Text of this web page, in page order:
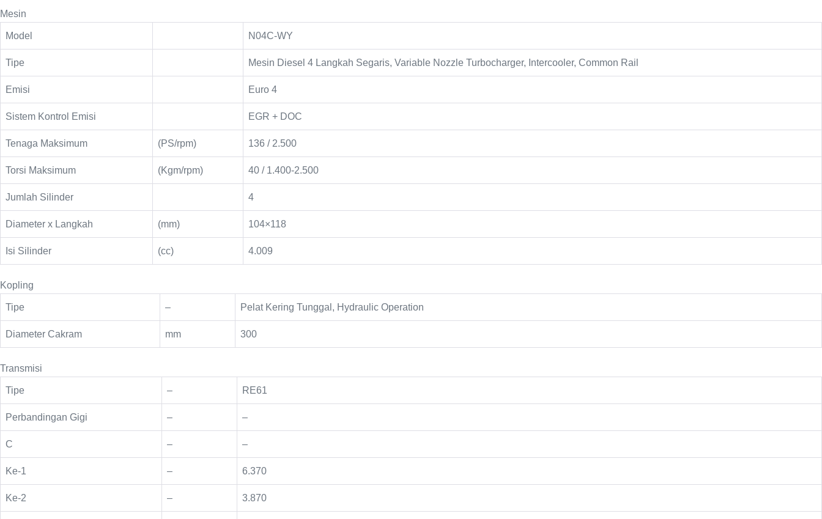
Mesin
Model N04C-WY
Tipe Mesin Diesel 4 Langkah Segaris, Variable Nozzle Turbocharger, Intercooler, Common Rail
Emisi Euro 4
Sistem Kontrol Emisi EGR + DOC
Tenaga Maksimum (PS/rpm) 136 / 2.500
Torsi Maksimum (Kgm/rpm) 40 / 1.400-2.500
Jumlah Silinder 4
Diameter x Langkah (mm) 104×118
Isi Silinder (cc) 4.009
Kopling
Tipe – Pelat Kering Tunggal, Hydraulic Operation
Diameter Cakram mm 300
Transmisi
Tipe – RE61
Perbandingan Gigi – –
C – –
Ke-1 – 6.370
Ke-2 – 3.870